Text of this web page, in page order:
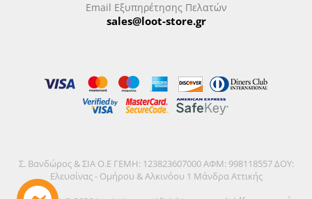
Email Εξυπηρέτησης Πελατών
sales@loot-store.gr
Σ. Βανδώρος & ΣΙΑ Ο.Ε ΓΕΜΗ: 123823607000 ΑΦΜ: 998118557 ΔΟΥ:
Ελευσίνας - Ομήρου & Αλκινόου 1 Μάνδρα Αττικής